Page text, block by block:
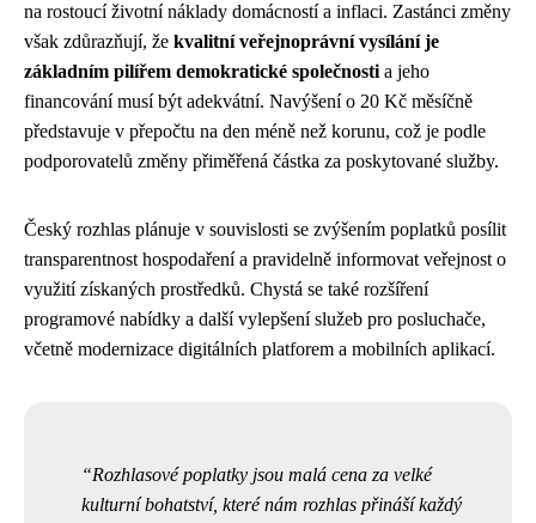
na rostoucí životní náklady domácností a inflaci. Zastánci změny
však zdůrazňují, že kvalitní veřejnoprávní vysílání je
základním pilířem demokratické společnosti a jeho
financování musí být adekvátní. Navýšení o 20 Kč měsíčně
představuje v přepočtu na den méně než korunu, což je podle
podporovatelů změny přiměřená částka za poskytované služby.
Český rozhlas plánuje v souvislosti se zvýšením poplatků posílit
transparentnost hospodaření a pravidelně informovat veřejnost o
využití získaných prostředků. Chystá se také rozšíření
programové nabídky a další vylepšení služeb pro posluchače,
včetně modernizace digitálních platforem a mobilních aplikací.
Rozhlasové poplatky jsou malá cena za velké
kulturní bohatství, které nám rozhlas přináší každý